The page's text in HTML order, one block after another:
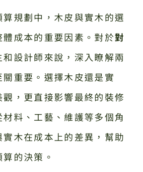
規劃中，木皮與實木的選
成本的重要因素。對於對
和設計師來說，深入瞭解兩
重要。選擇木皮還是實
，更直接影響最終的裝修
料、工藝、維護等多個角
木在成本上的差異，幫助
的決策。